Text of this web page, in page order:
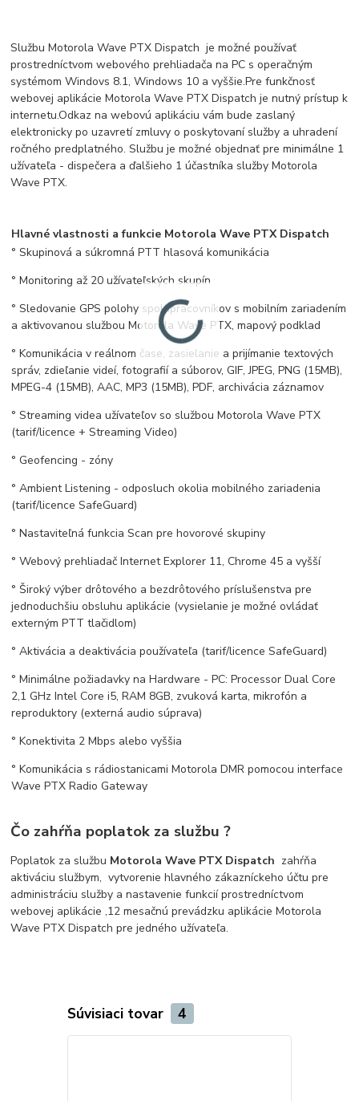
Službu Motorola Wave PTX Dispatch je možné používať
prostredníctvom webového prehliadača na PC s operačným
systémom Windovs 8.1, Windows 10 a vyššie.Pre funkčnosť
webovej aplikácie Motorola Wave PTX Dispatch je nutný prístup k
internetu.Odkaz na webovú aplikáciu vám bude zaslaný
elektronicky po uzavretí zmluvy o poskytovaní služby a uhradení
ročného predplatného. Službu je možné objednať pre minimálne 1
užívateľa - dispečera a ďalšieho 1 účastníka služby Motorola
Wave PTX.
Hlavné vlastnosti a funkcie Motorola Wave PTX Dispatch
° Skupinová a súkromná PTT hlasová komunikácia
° Monitoring až 20 užívateľských skupín
° Sledovanie GPS polohy spolupracovníkov s mobilním zariadením
a aktivovanou službou Motorola Wave PTX, mapový podklad
° Komunikácia v reálnom čase, zasielanie a prijímanie textových
správ, zdieľanie videí, fotografií a súborov, GIF, JPEG, PNG (15MB),
MPEG-4 (15MB), AAC, MP3 (15MB), PDF, archivácia záznamov
° Streaming videa užívateľov so službou Motorola Wave PTX
(tarif/licence + Streaming Video)
° Geofencing - zóny
° Ambient Listening - odposluch okolia mobilného zariadenia
(tarif/licence SafeGuard)
° Nastaviteľná funkcia Scan pre hovorové skupiny
° Webový prehliadač Internet Explorer 11, Chrome 45 a vyšší
° Široký výber drôtového a bezdrôtového príslušenstva pre
jednoduchšiu obsluhu aplikácie (vysielanie je možné ovládať
externým PTT tlačidlom)
° Aktivácia a deaktivácia používateľa (tarif/licence SafeGuard)
° Minimálne požiadavky na Hardware - PC: Processor Dual Core
2,1 GHz Intel Core i5, RAM 8GB, zvuková karta, mikrofón a
reproduktory (externá audio súprava)
° Konektivita 2 Mbps alebo vyššia
° Komunikácia s rádiostanicami Motorola DMR pomocou interface
Wave PTX Radio Gateway
Čo zahŕňa poplatok za službu ?
Poplatok za službu Motorola Wave PTX Dispatch zahŕňa
aktiváciu službym, vytvorenie hlavného zákazníckeho účtu pre
administráciu služby a nastavenie funkcií prostredníctvom
webovej aplikácie ,12 mesačnú prevádzku aplikácie Motorola
Wave PTX Dispatch pre jedného užívateľa.
Súvisiaci tovar 4